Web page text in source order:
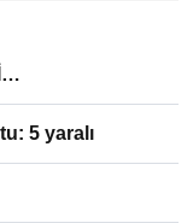
5 yaralı